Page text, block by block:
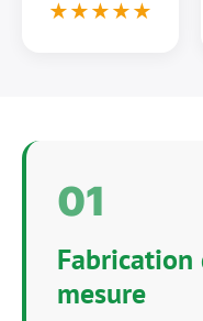
★★★★★
01
mesure